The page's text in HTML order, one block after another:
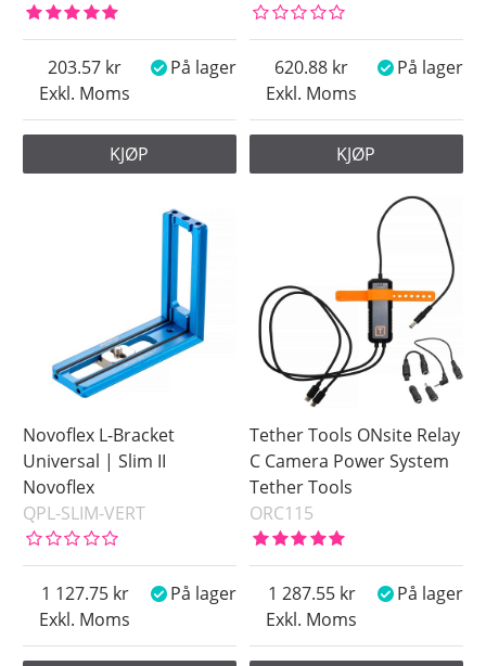
Exkl. Moms
203.57 På lager
KJØP
Exkl. Moms
620.88 På lager
KJØP
Novoflex L-Bracket
Universal | Slim II
Novoflex
QPL-SLIM-VERT
Exkl. Moms
1 127.75 På lager
Tether Tools ONsite Relay
C Camera Power System
Tether Tools
ORC115
Exkl. Moms
1 287.55 På lager